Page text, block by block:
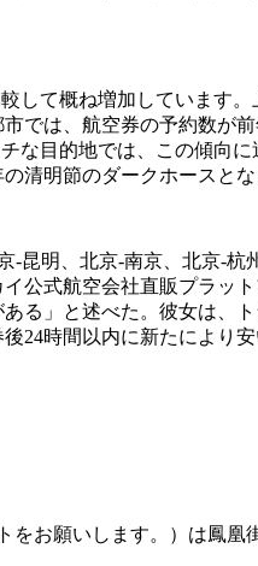
して概ね増加しています
では、航空券の予約数が
目的地では、この傾向
清明節のダークホースとな
昆明、北京-南京、北京-
公式航空会社直販プラッ
る」と述べた。彼女は、
24時間以内に新たにより
お願いします。）は鳳凰